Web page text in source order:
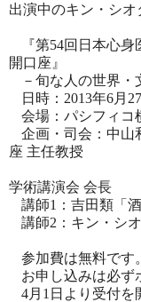
出演中のキン・シオ
『第54回日本心身
開口座』
－旬な人の世界・
日時： 2013年6月 27
会場：パシフィコ
企画・司会：中
座 主任教授
学術講演会 会長
講師1 ：吉田類「
講師2 ：キン・シ
参加費は無料です
お申し込みは必ず
4月 1 日より受付を